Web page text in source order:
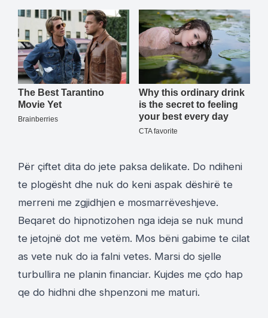
Për çiftet dita do jete paksa delikate. Do ndiheni
te plogësht dhe nuk do keni aspak dëshirë te
merreni me zgjidhjen e mosmarrëveshjeve.
Beqaret do hipnotizohen nga ideja se nuk mund
te jetojnë dot me vetëm. Mos bëni gabime te cilat
as vete nuk do ia falni vetes. Marsi do sjelle
turbullira ne planin financiar. Kujdes me çdo hap
qe do hidhni dhe shpenzoni me maturi.